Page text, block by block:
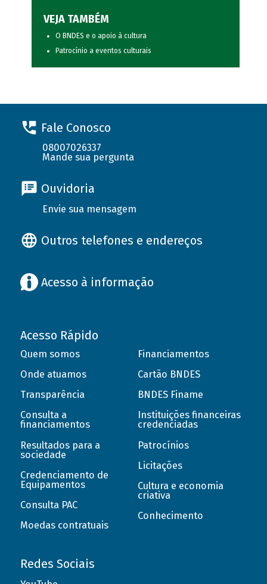
VEJA TAMBÉM
O BNDES e o apoio à cultura
Patrocínio a eventos culturais
Fale Conosco
08007026337
Mande sua pergunta
Ouvidoria
Envie sua mensagem
Outros telefones e endereços
Acesso à informação
Acesso Rápido
Quem somos
Onde atuamos
Transparência
Consulta a
financiamentos
Resultados para a
sociedade
Credenciamento de
Equipamentos
Consulta PAC
Moedas contratuais
Financiamentos
Cartão BNDES
BNDES Finame
Instituições financeiras
credenciadas
Patrocínios
Licitações
Cultura e economia
criativa
Conhecimento
Redes Sociais